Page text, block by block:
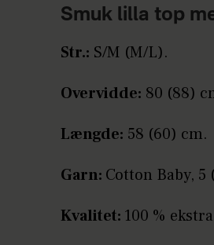
Smuk lilla top
Str.: S/M (M/L).
Overvidde: 80 (88)
Længde: 58 (60) cm.
Garn: Cotton Baby,
Kvalitet: 100 %